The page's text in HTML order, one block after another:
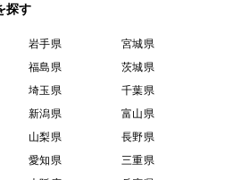
探す
岩手県
宮城県
福島県
茨城県
埼玉県
千葉県
新潟県
富山県
山梨県
長野県
愛知県
三重県